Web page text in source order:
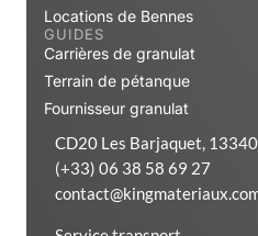
Locations de Bennes
GUIDES
Carrières de granulat
Terrain de pétanque
Fournisseur granulat
CD20 Les Barjaquet,
(+33) 06 38 58 69 27